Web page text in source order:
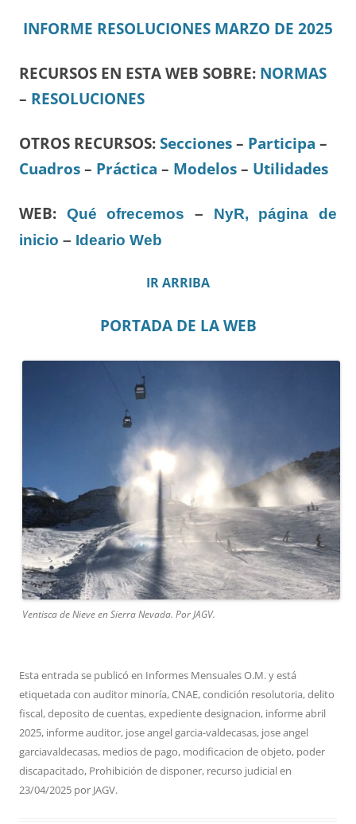
INFORME RESOLUCIONES MARZO DE 2025
RECURSOS EN ESTA WEB SOBRE: NORMAS
– RESOLUCIONES
OTROS RECURSOS: Secciones – Participa –
Cuadros – Práctica – Modelos – Utilidades
WEB: Qué ofrecemos – NyR, página de
inicio – Ideario Web
IR ARRIBA
PORTADA DE LA WEB
Ventisca de Nieve en Sierra Nevada. Por JAGV.
Esta entrada se publicó en Informes Mensuales O.M.y está
etiquetada con auditor minoría,CNAE,condición resolutoria,delito
fiscal,deposito de cuentas,expediente designacion, informe abril
2025, informe auditor, jose angel garcia-valdecasas, jose angel
garciavaldecasas, medios de pago, modificacion de objeto, poder
discapacitado, Prohibición de disponer, recurso judicialen
23/04/2025 por JAGV.